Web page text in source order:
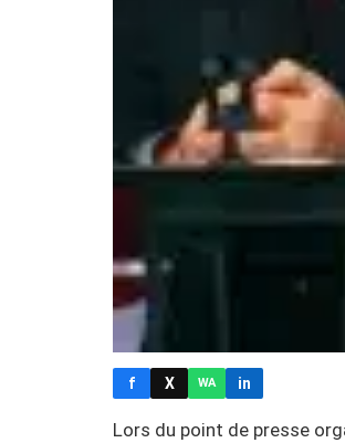
f X WA in
Lors du point de presse